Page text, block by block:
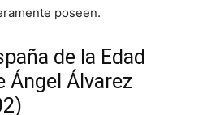
poseen.
de la Edad
Ángel Álvarez